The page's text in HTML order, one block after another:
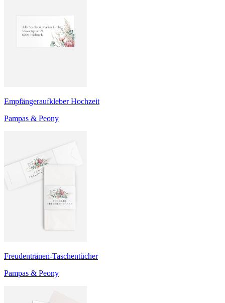
Empfängeraufkleber Hochzeit
Pampas & Peony
Freudentränen-Taschentücher
Pampas & Peony